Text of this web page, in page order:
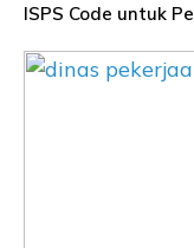
ISPS Code untuk